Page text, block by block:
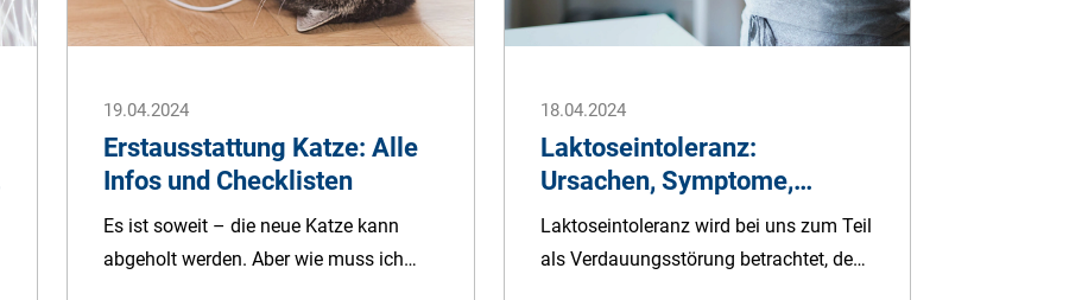
19.04.2024
Erstausstattung Katze: Alle
Infos und Checklisten
Es ist soweit – die neue Katze kann
abgeholt werden. Aber wie muss ich
18.04.2024
Laktoseintoleranz:
Ursachen, Symptome,
Behandlung
Laktoseintoleranz wird bei uns zum Teil
als Verdauungsstörung betrachtet, denn